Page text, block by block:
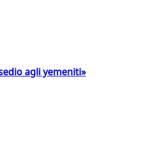
agli yemeniti»